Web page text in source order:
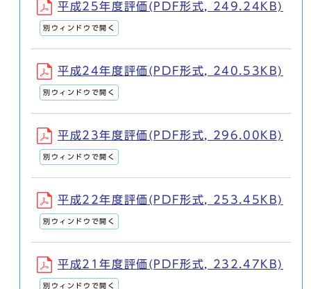
平成25年度評価(PDF形式, 249.24KB)
別ウィンドウで開く
平成24年度評価(PDF形式, 240.53KB)
別ウィンドウで開く
平成23年度評価(PDF形式, 296.00KB)
別ウィンドウで開く
平成22年度評価(PDF形式, 253.45KB)
別ウィンドウで開く
平成21年度評価(PDF形式, 232.47KB)
別ウィンドウで開く